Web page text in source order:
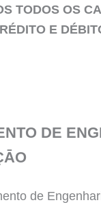
TODOS OS
E
DE
de